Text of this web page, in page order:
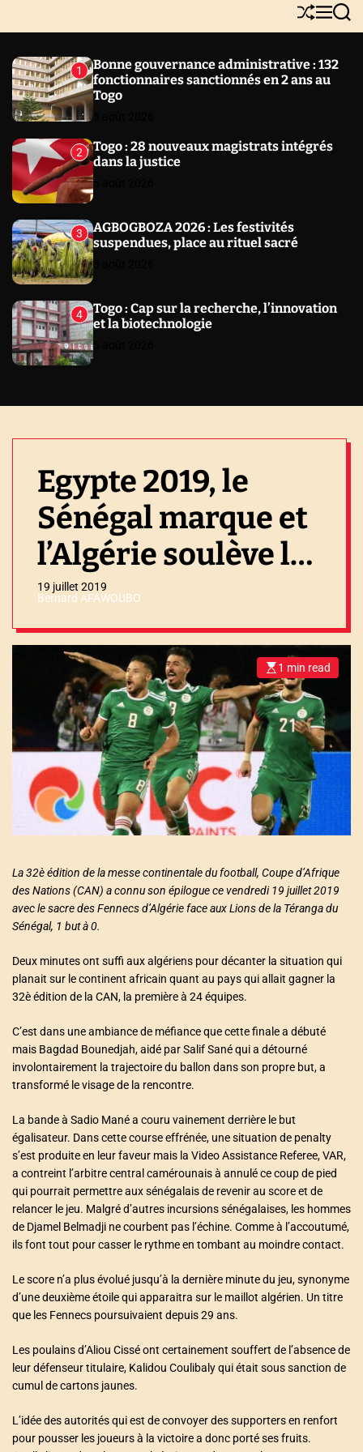
W
S
S
h
l
e
M
e
u
S
e
r
c
1
Bonne gouvernance administrative : 132
fonctionnaires sanctionnés en 2 ans au
Togo
2
Togo : 28 nouveaux magistrats intégrés
dans la justice
3
AGBOGBOZA 2026 : Les festivités
suspendues, place au rituel sacré
4
Togo : Cap sur la recherche, l’innovation
et la biotechnologie
Egypte 2019, le
Sénégal marque et
l’Algérie soulève la
coupe
19 juillet 2019
Bernard AFAWOUBO
E
s
t
i
m
a
d
r
e
a
d
t
i
1 min read
La 32è édition de la messe continentale du football, Coupe d’Afrique
des Nations (CAN) a connu son épilogue ce vendredi 19 juillet 2019
avec le sacre des Fennecs d’Algérie face aux Lions de la Téranga du
Sénégal, 1 but à 0.
Deux minutes ont suffi aux algériens pour décanter la situation qui
planait sur le continent africain quant au pays qui allait gagner la
32è édition de la CAN, la première à 24 équipes.
C’est dans une ambiance de méfiance que cette finale a débuté
mais Bagdad Bounedjah, aidé par Salif Sané qui a détourné
involontairement la trajectoire du ballon dans son propre but, a
transformé le visage de la rencontre.
La bande à Sadio Mané a couru vainement derrière le but
égalisateur. Dans cette course effrénée, une situation de penalty
s’est produite en leur faveur mais la Video Assistance Referee, VAR,
a contreint l’arbitre central camérounais à annulé ce coup de pied
qui pourrait permettre aux sénégalais de revenir au score et de
relancer le jeu. Malgré d’autres incursions sénégalaises, les hommes
de Djamel Belmadji ne courbent pas l’échine. Comme à l’accoutumé,
ils font tout pour casser le rythme en tombant au moindre contact.
Le score n’a plus évolué jusqu’à la dernière minute du jeu, synonyme
d’une deuxième étoile qui apparaitra sur le maillot algérien. Un titre
que les Fennecs poursuivaient depuis 29 ans.
Les poulains d’Aliou Cissé ont certainement souffert de l’absence de
leur défenseur titulaire, Kalidou Coulibaly qui était sous sanction de
cumul de cartons jaunes.
L’idée des autorités qui est de convoyer des supporters en renfort
pour pousser les joueurs à la victoire a donc porté ses fruits.